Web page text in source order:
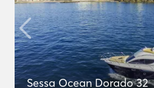
Sessa Ocean Dorado 32